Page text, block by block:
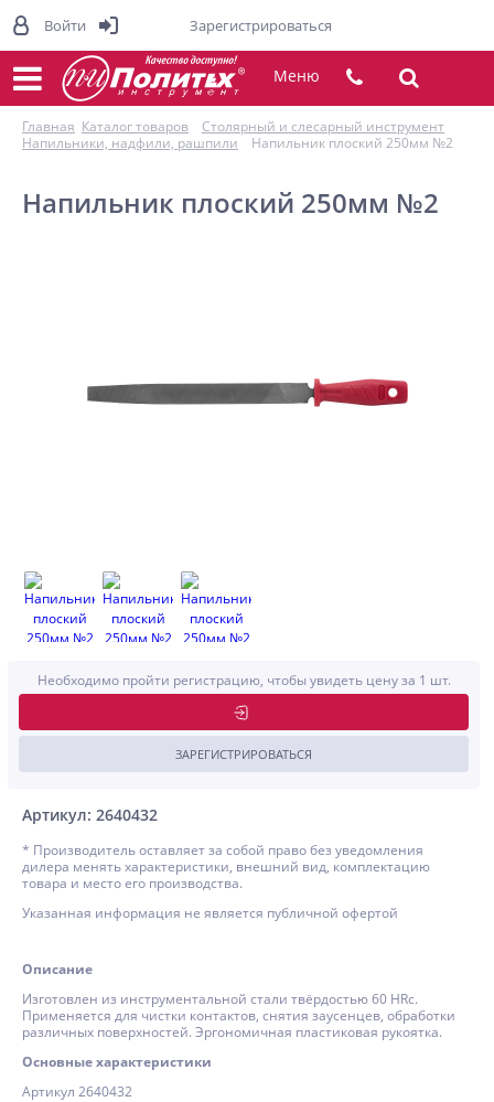
Меню
Главная Каталог товаров
Столярный и слесарный инструмент
Напильники, надфили, рашпили
Напильник плоский 250мм №2
Напильник плоский 250мм №2
Артикул: 2640432
Необходимо пройти регистрацию, чтобы увидеть цену за 1 шт.
ЗАРЕГИСТРИРОВАТЬСЯ
* Производитель оставляет за собой право без уведомления
дилера менять характеристики, внешний вид, комплектацию
товара и место его производства.
Указанная информация не является публичной офертой
Описание
Изготовлен из инструментальной стали твёрдостью 60 HRc.
Применяется для чистки контактов, снятия заусенцев, обработки
различных поверхностей. Эргономичная пластиковая рукоятка.
Основные характеристики
Артикул 2640432
Войти Зарегистрироваться